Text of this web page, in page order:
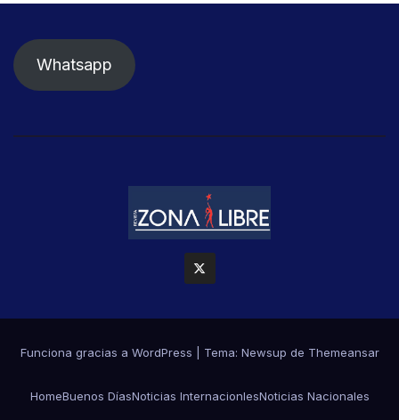
Whatsapp
Funciona gracias a WordPress Tema: Newsup de Themeansar
HomeBuenos DíasNoticias InternacionlesNoticias Nacionales